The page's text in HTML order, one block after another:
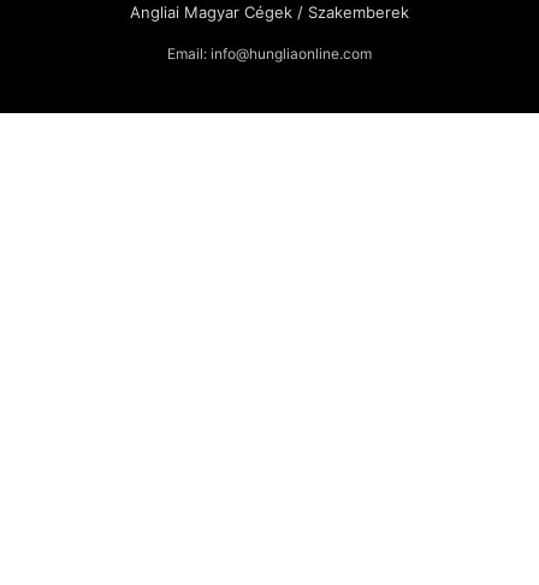
Angliai Magyar Cégek / Szakemberek
Email: info@hungliaonline.com